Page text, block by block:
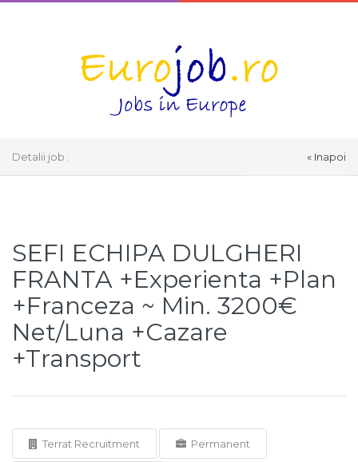
Detalii job : « Inapoi
SEFI ECHIPA DULGHERI
FRANTA +Experienta +Plan
+Franceza ~ Min. 3200€
Net/Luna +Cazare
+Transport
Terrat Recruitment Permanent